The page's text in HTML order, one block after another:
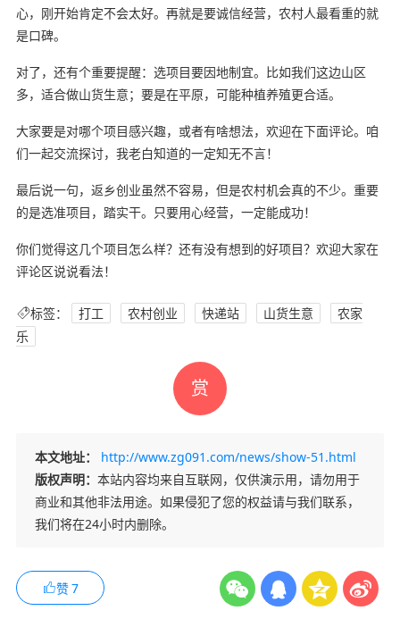
心，刚开始肯定不会太好。再就是要诚信经营，农村人最看重的就
是口碑。
对了，还有个重要提醒：选项目要因地制宜。比如我们这边山区
多，适合做山货生意；要是在平原，可能种植养殖更合适。
大家要是对哪个项目感兴趣，或者有啥想法，欢迎在下面评论。咱
们一起交流探讨，我老白知道的一定知无不言！
最后说一句，返乡创业虽然不容易，但是农村机会真的不少。重要
的是选准项目，踏实干。只要用心经营，一定能成功！
你们觉得这几个项目怎么样？还有没有想到的好项目？欢迎大家在
评论区说说看法！
标签： 打工 农村创业 快递站 山货生意
农家
乐
赏
本文地址：
http://www.zg091.com/news/show-51.html
版权声明： 本站内容均来自互联网，仅供演示用，请勿用于
商业和其他非法用途。如果侵犯了您的权益请与我们联系，
我们将在24小时内删除。
赞7